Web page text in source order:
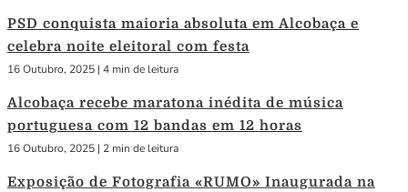
PSD conquista maioria absoluta em Alcobaça e
celebra noite eleitoral com festa
16 Outubro, 2025 | 4 min de leitura
Alcobaça recebe maratona inédita de música
portuguesa com 12 bandas em 12 horas
16 Outubro, 2025 | 2 min de leitura
Exposição de Fotografia «RUMO» Inaugurada na